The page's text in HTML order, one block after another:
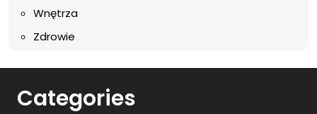
Wnętrza
Zdrowie
Categories